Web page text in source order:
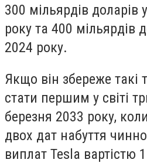
300 мільярдів доларів
року та 400 мільярдів
2024 року.
Якщо він збереже
стати першим у світі
березня 2033 року,
двох дат набуття
виплат Tesla вартістю